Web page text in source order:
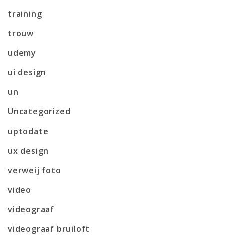
training
trouw
udemy
ui design
un
Uncategorized
uptodate
ux design
verweij foto
video
videograaf
videograaf bruiloft